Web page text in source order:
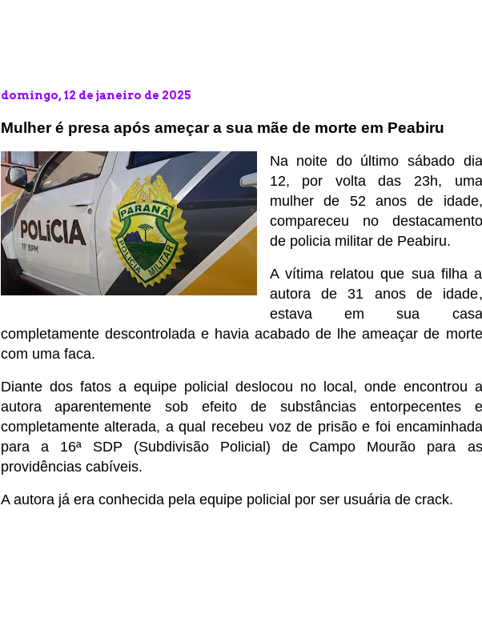
domingo, 12 de janeiro de 2025
Mulher é presa após ameçar a sua mãe de morte em Peabiru
Na noite do último sábado dia
12, por volta das 23h, uma
mulher de 52 anos de idade,
compareceu no destacamento
de policia militar de Peabiru.
A vítima relatou que sua filha a
autora de 31 anos de idade,
estava em sua casa
completamente descontrolada e havia acabado de lhe ameaçar de morte
com uma faca.
Diante dos fatos a equipe policial deslocou no local, onde encontrou a
autora aparentemente sob efeito de substâncias entorpecentes e
completamente alterada, a qual recebeu voz de prisão e foi encaminhada
para a 16ª SDP (Subdivisão Policial) de Campo Mourão para as
providências cabíveis.
A autora já era conhecida pela equipe policial por ser usuária de crack.